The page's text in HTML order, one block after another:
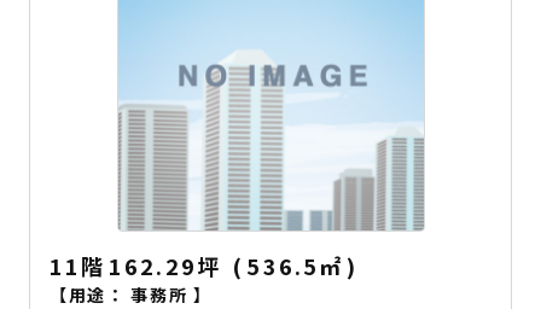
11階 162.29坪 ( 536.5㎡ )
【用途：事務所 】